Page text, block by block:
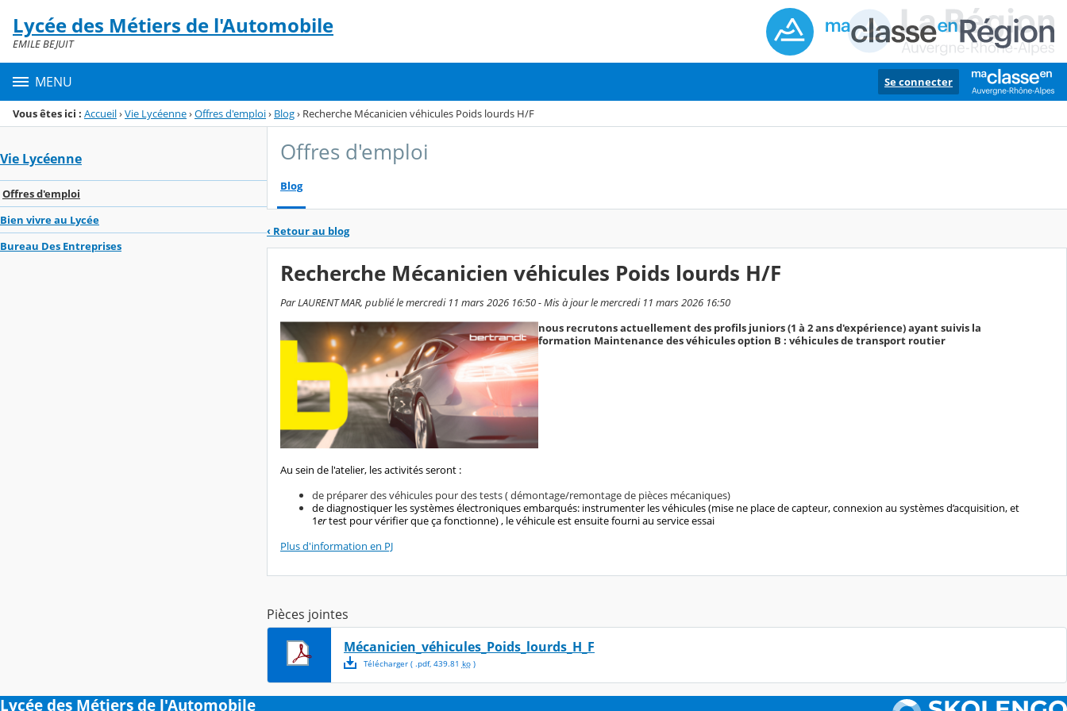
Menu de la rubrique
Contenu
Lycée des Métiers de l'Automobile
EMILE BEJUIT
MENU Se connecter
Vous êtes ici : Accueil›Vie Lycéenne›Offres d'emploi› Blog› Recherche Mécanicien véhicules Poids lourds H/F
Vie Lycéenne
Offres d'emploi
Bien vivre au Lycée
Bureau Des Entreprises
Offres d'emploi
Blog
‹ Retour au blog
Recherche Mécanicien véhicules Poids lourds H/F
Par LAURENT MAR, publié le mercredi 11 mars 2026 16:50 - Mis à jour le mercredi 11 mars 2026 16:50
nous recrutons actuellement des profils juniors (1 à 2 ans d'expérience) ayant suivis la
formation Maintenance des véhicules option B : véhicules de transport routier
Au sein de l'atelier, les activités seront :
de préparer des véhicules pour des tests ( démontage/remontage de pièces mécaniques)
de diagnostiquer les systèmes électroniques embarqués: instrumenter les véhicules (mise ne place de capteur, connexion au systèmes d’acquisition, et
1ertest pour vérifier que ça fonctionne) , le véhicule est ensuite fourni au service essai
Plus d'information en PJ
Pièces jointes
Mécanicien_véhicules_Poids_lourds_H_F
Télécharger( .pdf, 439.81 ko)
Lycée des Métiers de l'Automobile